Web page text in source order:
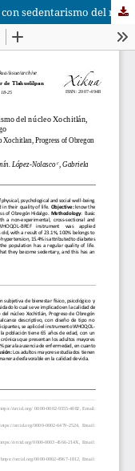
Calidad de vida de los adultos mayores con sedentarismo del núcleo Xochitlán, Progreso de Obregón Hidalgo